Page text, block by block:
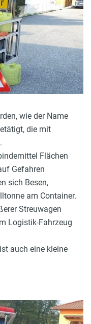
wie der Name
die mit
Flächen
Gefahren
sich Besen,
am Container.
Streuwagen
Logistik-Fahrzeug
auch eine kleine